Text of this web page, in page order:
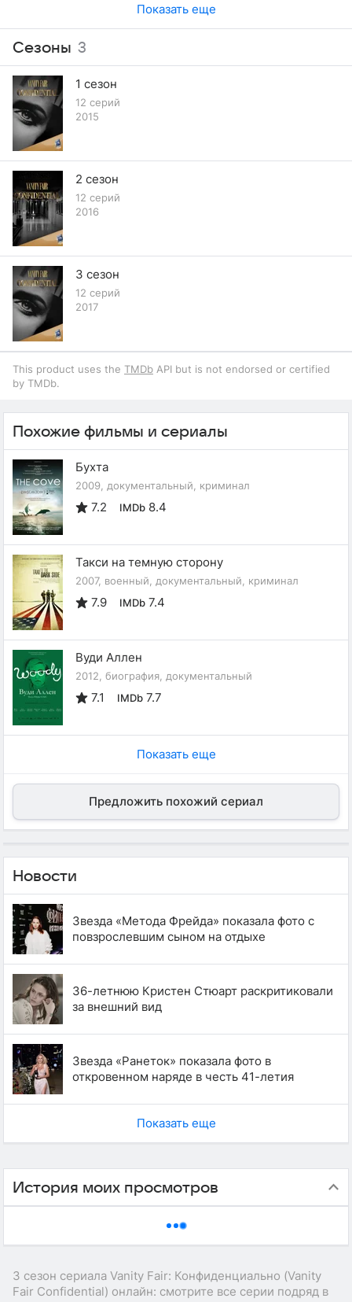
Показать еще
Сезоны 3
1 сезон
12 серий
2015
2 сезон
12 серий
2016
3 сезон
12 серий
2017
This product uses the TMDb API but is not endorsed or certified
by TMDb.
Похожие фильмы и сериалы
Бухта
2009, документальный, криминал
7.2 IMDb 8.4
Такси на темную сторону
2007, военный, документальный, криминал
7.9 IMDb 7.4
Вуди Аллен
2012, биография, документальный
7.1 IMDb 7.7
Показать еще
Предложить похожий сериал
Новости
Звезда «Метода Фрейда» показала фото с
повзрослевшим сыном на отдыхе
36-летнюю Кристен Стюарт раскритиковали
за внешний вид
Звезда «Ранеток» показала фото в
откровенном наряде в честь 41-летия
Показать еще
История моих просмотров
3 сезон сериала Vanity Fair: Конфиденциально (Vanity
Fair Confidential) онлайн: смотрите все серии подряд в